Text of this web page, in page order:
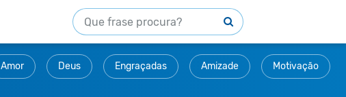
Amor Deus Engraçadas Amizade Motivação